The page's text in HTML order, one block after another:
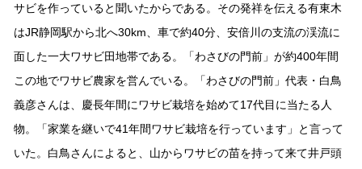
サビを作っていると聞いたからである。その発祥を伝える有東木
はJR静岡駅から北へ30km、車で約40分、安倍川の支流の渓流に
面した一大ワサビ田地帯である。「わさびの門前」が約400年間
この地でワサビ農家を営んでいる。「わさびの門前」代表・白鳥
義彦さんは、慶長年間にワサビ栽培を始めて17代目に当たる人
物。「家業を継いで41年間ワサビ栽培を行っています」と言って
いた。白鳥さんによると、山からワサビの苗を持って来て井戸頭